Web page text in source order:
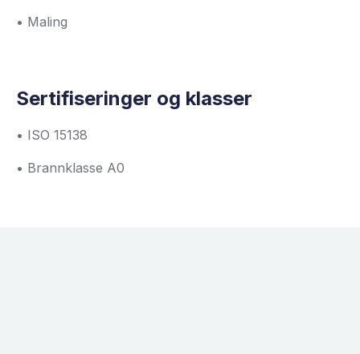
• Maling
Sertifiseringer og klasser
• ISO 15138
• Brannklasse A0